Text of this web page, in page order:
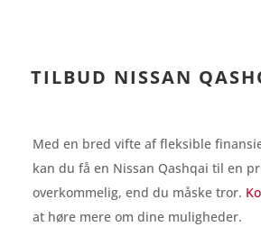
TILBUD NISSAN
Med en bred vifte af fleksible
kan du få en Nissan Qashqai til en
overkommelig, end du måske tror.
at høre mere om dine muligheder.